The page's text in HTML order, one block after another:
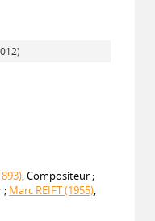
, Compositeur ;
; Marc REIFT (1955),